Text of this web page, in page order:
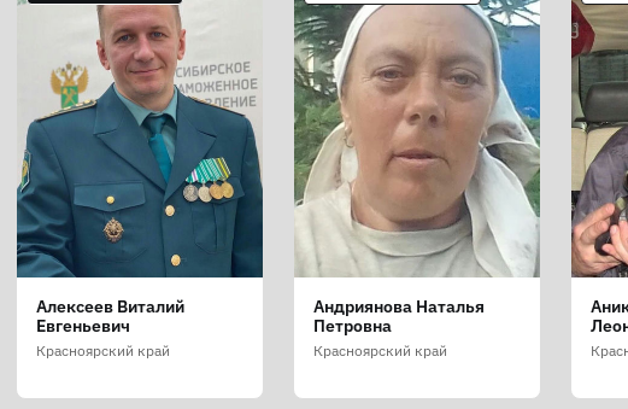
Алексеев Виталий
Евгеньевич
Красноярский край
Андриянова Наталья
Петровна
Красноярский край